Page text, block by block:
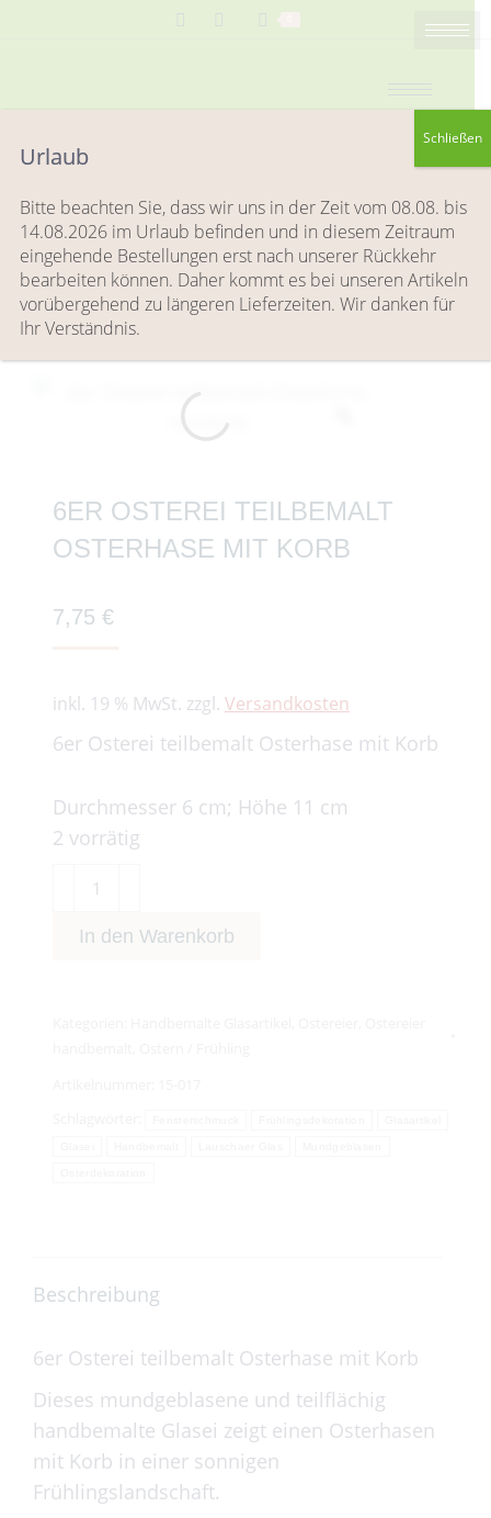
mit Korb
Sie befinden sich hier:
Start Ostern / Frühling
Ostereier handbemalt
6er Osterei teilbemalt Osterhase mit Korb
6ER OSTEREI TEILBEMALT
OSTERHASE MIT KORB
7,75 €
inkl. 19 % MwSt. zzgl. Versandkosten
6er Osterei teilbemalt Osterhase mit Korb
Durchmesser 6 cm; Höhe 11 cm
2 vorrätig
teilbemalt
In den Warenkorb
Beschreibung
6er Osterei teilbemalt Osterhase mit Korb
Dieses mundgeblasene und teilflächig
handbemalte Glasei zeigt einen Osterhasen
mit Korb in einer sonnigen
Frühlingslandschaft.
Urlaub
Bitte beachten Sie, dass wir uns in der Zeit vom 08.08. bis
14.08.2026 im Urlaub befinden und in diesem Zeitraum
eingehende Bestellungen erst nach unserer Rückkehr
bearbeiten können. Daher kommt es bei unseren Artikeln
vorübergehend zu längeren Lieferzeiten. Wir danken für
Ihr Verständnis.
Schließen